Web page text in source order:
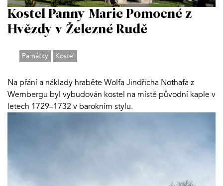
Kostel Panny Marie Pomocné z
Hvězdy v Železné Rudě
Památky Kostel
Na přání a náklady hraběte Wolfa Jindřicha Nothafa z
Wernbergu byl vybudován kostel na místě původní kaple v
letech 1729–1732 v barokním stylu.